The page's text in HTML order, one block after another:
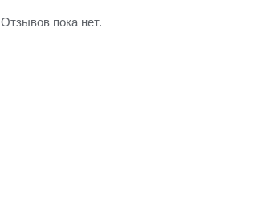
Отзывов пока нет.